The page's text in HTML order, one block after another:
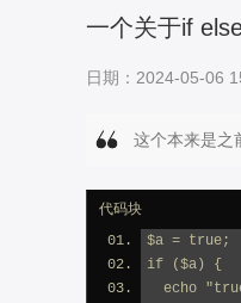
一个关于if
日期：2024-05-06
这个本来是之
代码块
$a = true;
if ($a) {
echo